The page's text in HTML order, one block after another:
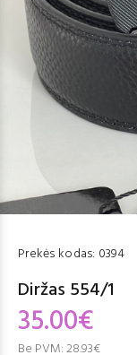
Prekės kodas: 0394
Diržas 554/1
35.00€
Be PVM:28.93€